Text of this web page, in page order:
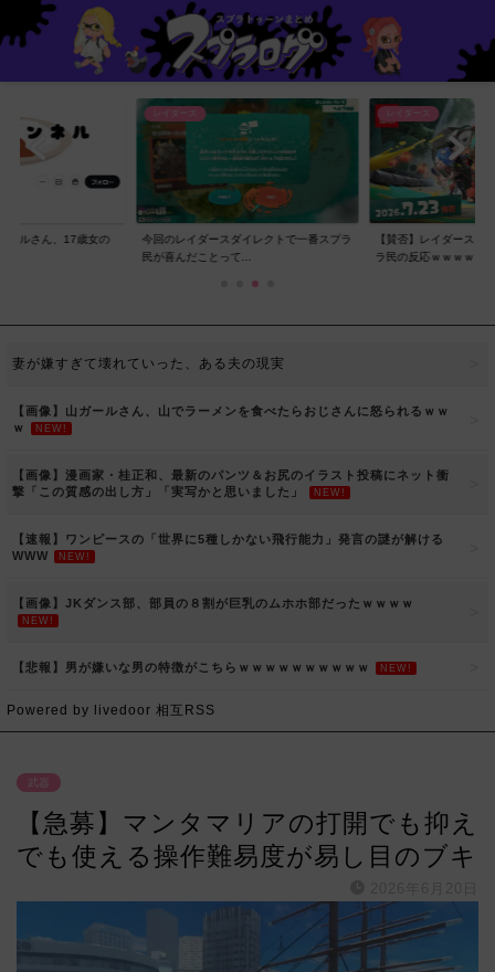
ネルさん、17歳女の
レイダース
今回のレイダースダイレクトで一番スプラ
民が喜んだことって...
レイダース
【賛否】レイダースダ
ラ民の反応ｗｗｗｗ...
妻が嫌すぎて壊れていった、ある夫の現実
【画像】山ガールさん、山でラーメンを食べたらおじさんに怒られるｗｗ
ｗ
NEW!
【画像】漫画家・桂正和、最新のパンツ＆お尻のイラスト投稿にネット衝
撃「この質感の出し方」「実写かと思いました」
NEW!
【速報】ワンピースの「世界に5種しかない飛行能力」発言の謎が解ける
WWW
NEW!
【画像】JKダンス部、部員の８割が巨乳のムホホ部だったｗｗｗｗ
NEW!
【悲報】男が嫌いな男の特徴がこちらｗｗｗｗｗｗｗｗｗｗ NEW!
Powered by livedoor 相互RSS
武器
【急募】マンタマリアの打開でも抑え
でも使える操作難易度が易し目のブキ